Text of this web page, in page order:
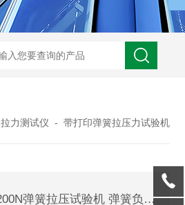
拉力测试仪 - 带打印弹簧拉压力试验机
200N弹簧拉压试验机 弹簧负荷测试台 弹簧拉力试验机